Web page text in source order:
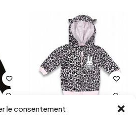
le consentement